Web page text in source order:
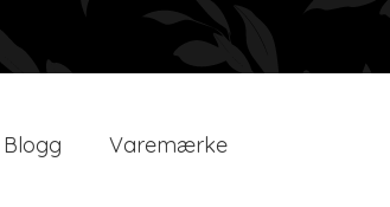
Blogg Varemærke